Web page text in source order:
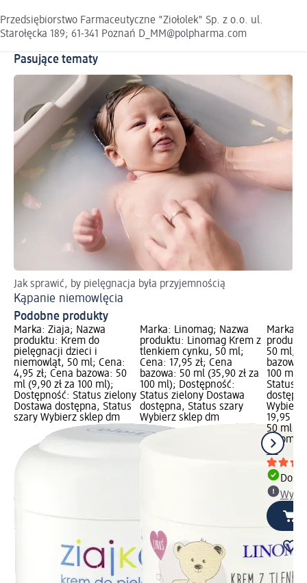
Przedsiębiorstwo Farmaceutyczne "Ziołolek" Sp. z o.o. ul.
Starołęcka 189; 61-341 Poznań D_MM@polpharma.com
Pasujące tematy
Jak sprawić, by pielęgnacja była przyjemnością
Kąpanie niemowlęcia
Podobne produkty
Marka: Ziaja; Nazwa
produktu: Krem do
pielęgnacji dzieci i
niemowląt, 50 ml; Cena:
4,95 zł; Cena bazowa: 50
ml (9,90 zł za 100 ml);
Dostępność: Status zielony
Dostawa dostępna, Status
szary Wybierz sklep dm
Marka: Linomag; Nazwa
produktu: Linomag Krem z
tlenkiem cynku, 50 ml;
Cena: 17,95 zł; Cena
bazowa: 50 ml (35,90 zł za
100 ml); Dostępność:
Status zielony Dostawa
dostępna, Status szary
Wybierz sklep dm
Marka:
50 ml;
bazowa:
100 ml);
Status
Wybierz
19,95 zł
50 ml
Linomag
ml